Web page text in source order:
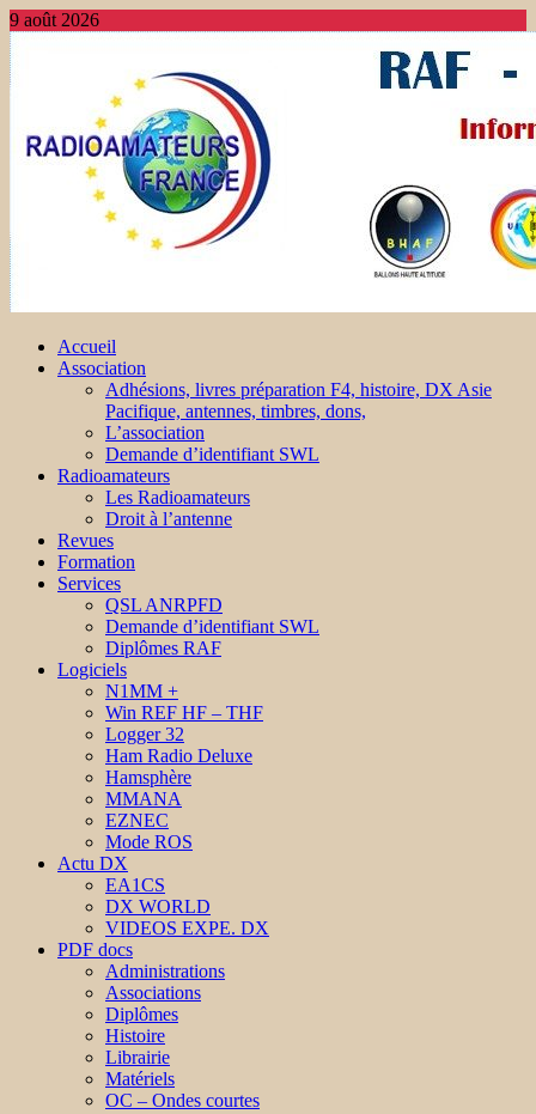
9 août 2026
Accueil
Association
Adhésions, livres préparation F4, histoire, DX Asie
Pacifique, antennes, timbres, dons,
L’association
Demande d’identifiant SWL
Radioamateurs
Les Radioamateurs
Droit à l’antenne
Revues
Formation
Services
QSL ANRPFD
Demande d’identifiant SWL
Diplômes RAF
Logiciels
N1MM +
Win REF HF – THF
Logger 32
Ham Radio Deluxe
Hamsphère
MMANA
EZNEC
Mode ROS
Actu DX
EA1CS
DX WORLD
VIDEOS EXPE. DX
PDF docs
Administrations
Associations
Diplômes
Histoire
Librairie
Matériels
OC – Ondes courtes